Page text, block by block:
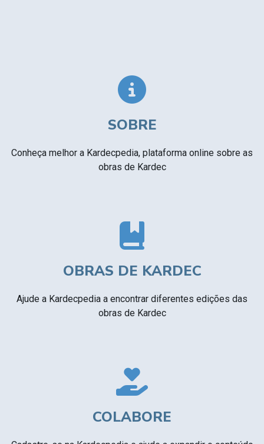
SOBRE
Conheça melhor a Kardecpedia, plataforma online sobre as
obras de Kardec
OBRAS DE KARDEC
Ajude a Kardecpedia a encontrar diferentes edições das
obras de Kardec
COLABORE